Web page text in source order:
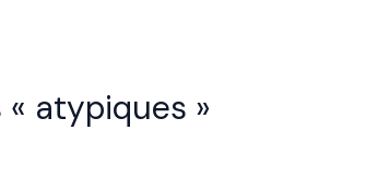
atypiques »